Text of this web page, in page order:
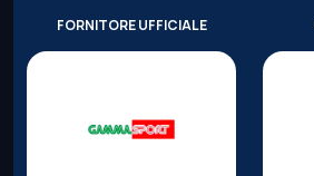
FORNITORE UFFICIALE